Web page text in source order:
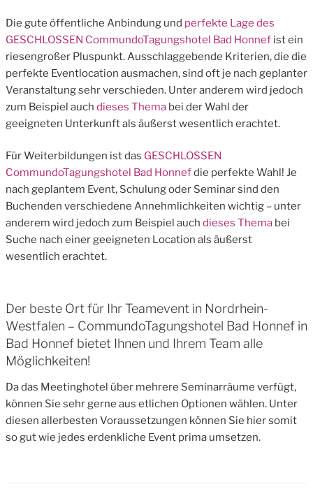
Die gute öffentliche Anbindung und perfekte Lage des
GESCHLOSSEN CommundoTagungshotel Bad Honnef ist ein
riesengroßer Pluspunkt. Ausschlaggebende Kriterien, die die
perfekte Eventlocation ausmachen, sind oft je nach geplanter
Veranstaltung sehr verschieden. Unter anderem wird jedoch
zum Beispiel auch dieses Thema bei der Wahl der
geeigneten Unterkunft als äußerst wesentlich erachtet.
Für Weiterbildungen ist das GESCHLOSSEN
CommundoTagungshotel Bad Honnefdie perfekte Wahl! Je
nach geplantem Event, Schulung oder Seminar sind den
Buchenden verschiedene Annehmlichkeiten wichtig – unter
anderem wird jedoch zum Beispiel auch dieses Thema bei
Suche nach einer geeigneten Location als äußerst
wesentlich erachtet.
Der beste Ort für Ihr Teamevent in Nordrhein-
Westfalen – CommundoTagungshotel Bad Honnef in
Bad Honnef bietet Ihnen und Ihrem Team alle
Möglichkeiten!
Da das Meetinghotel über mehrere Seminarräume verfügt,
können Sie sehr gerne aus etlichen Optionen wählen. Unter
diesen allerbesten Voraussetzungen können Sie hier somit
so gut wie jedes erdenkliche Event prima umsetzen.